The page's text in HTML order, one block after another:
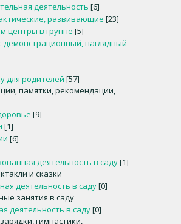
деятельность [6]
развивающие [23]
центры в группе [5]
демонстрационный, наглядный
для родителей [57]
памятки, рекомендации,
[9]
[1]
[6]
деятельность в саду[1]
и сказки
деятельность в саду[0]
занятия в саду
деятельность в саду[0]
гимнастики,